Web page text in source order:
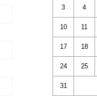
3 4
10 11
17 18
24 25
31